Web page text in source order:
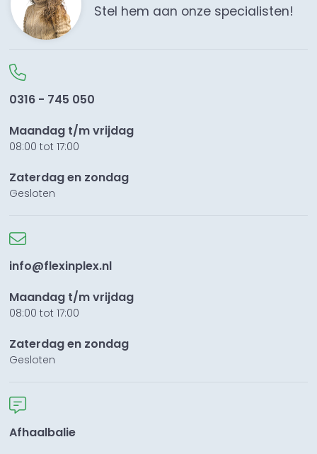
Stel hem aan onze specialisten!
0316 - 745 050
Maandag t/m vrijdag
08:00 tot 17:00
Zaterdag en zondag
Gesloten
info@flexinplex.nl
Maandag t/m vrijdag
08:00 tot 17:00
Zaterdag en zondag
Gesloten
Afhaalbalie